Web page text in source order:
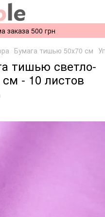
заказа 500 грн
Бумага тишью 50х70 см
тишью светло-
- 10 листов